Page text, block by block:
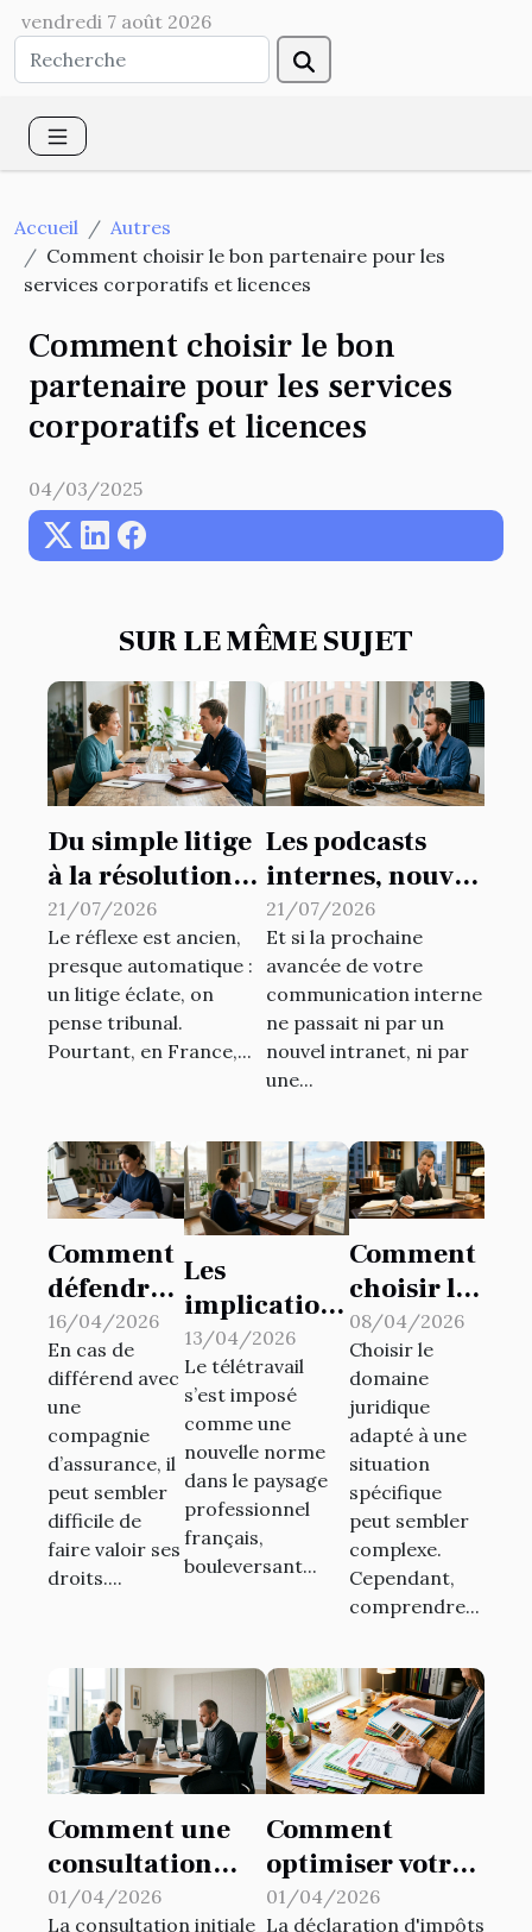
vendredi 7 août 2026
Accueil
Autres
Comment choisir le bon partenaire pour les
services corporatifs et licences
Comment choisir le bon
partenaire pour les services
corporatifs et licences
04/03/2025
SUR LE MÊME SUJET
Du simple litige
à la résolution
amiable :
repenser ses
réflexes
juridiques
21/07/2026
Le réflexe est ancien,
presque automatique :
un litige éclate, on
pense tribunal.
Pourtant, en France,...
Les podcasts
internes, nouvel
outil
insoupçonné de
dynamisation de
la
communication
d’entreprise
21/07/2026
Et si la prochaine
avancée de votre
communication interne
ne passait ni par un
nouvel intranet, ni par
une...
Comment
défendre
vos droits
en cas de
litige avec
votre
assureur
?
16/04/2026
En cas de
différend avec
une
compagnie
d’assurance, il
peut sembler
difficile de
faire valoir ses
droits....
Les
implications
juridiques
du
télétravail
en France
13/04/2026
Le télétravail
s’est imposé
comme une
nouvelle norme
dans le paysage
professionnel
français,
bouleversant...
Comment
choisir le
bon
domaine
juridique
pour votre
cas ?
08/04/2026
Choisir le
domaine
juridique
adapté à une
situation
spécifique
peut sembler
complexe.
Cependant,
comprendre...
Comment une
consultation
initiale peut
01/04/2026
La consultation initiale
Comment
optimiser votre
déclaration
01/04/2026
La déclaration d'impôts